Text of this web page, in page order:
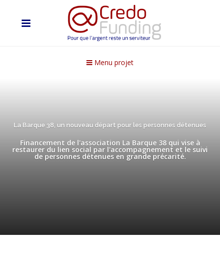
Menu projet
La Barque 38, un nouveau départ pour les personnes détenues
Financement de l'association La Barque 38 qui vise à
restaurer du lien social par l'accompagnement et le suivi
de personnes détenues en grande précarité.